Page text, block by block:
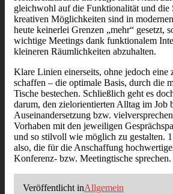
gleichwohl auf die Funktionalität und die
kreativen Möglichkeiten sind in
heute keinerlei Grenzen „mehr“ gesetzt,
wichtige Meetings dank funktionalem
kleineren Räumlichkeiten abzuhalten.
Klare Linien einerseits, ohne jedoch eine
schaffen – die optimale Basis, durch die
Tische bestechen. Schließlich geht es
darum, den zielorientierten Alltag im Job
Auseinandersetzung bzw.
Vorhaben mit den jeweiligen
und so stilvoll wie möglich zu gestalten.
also, die für die Anschaffung
Konferenz- bzw. Meetingtische sprechen.
Veröffentlicht inAllgemein